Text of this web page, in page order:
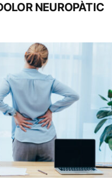
NEUROPÀTIC